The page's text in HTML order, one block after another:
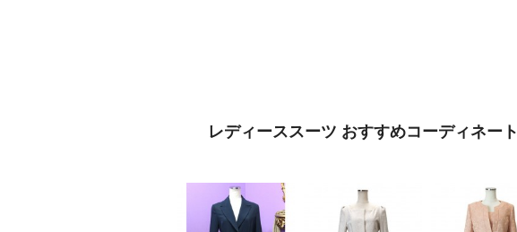
レディーススーツ おすすめコーディネート